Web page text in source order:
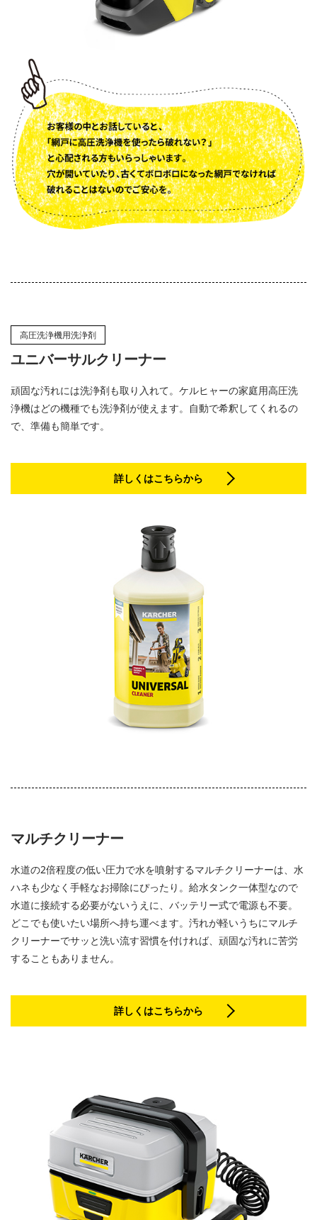
高圧洗浄機用洗浄剤
ユニバーサルクリーナー
頑固な汚れには洗浄剤も取り入れて。ケルヒャーの家庭用高圧洗
浄機はどの機種でも洗浄剤が使えます。自動で希釈してくれるの
で、準備も簡単です。
詳しくはこちらから
マルチクリーナー
水道の2倍程度の低い圧力で水を噴射するマルチクリーナーは、水
ハネも少なく手軽なお掃除にぴったり。給水タンク一体型なので
水道に接続する必要がないうえに、バッテリー式で電源も不要。
どこでも使いたい場所へ持ち運べます。汚れが軽いうちにマルチ
クリーナーでサッと洗い流す習慣を付ければ、頑固な汚れに苦労
することもありません。
詳しくはこちらから